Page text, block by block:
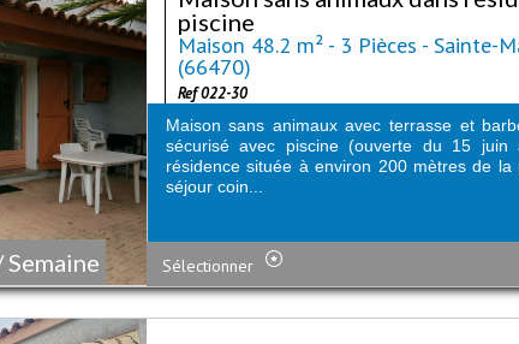
Semaine
piscine
Maison 48.2 m² - 3 Pièces - Sainte-
(66470)
Ref 022-30
Maison sans animaux avec terrasse et
sécurisé avec piscine (ouverte du 15 juin
résidence située à environ 200 mètres de la
séjour coin...
Sélectionner